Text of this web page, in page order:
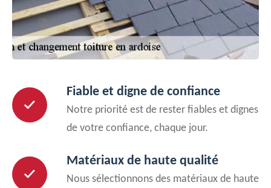
Fiable et digne de confiance
Notre priorité est de rester fiables et dignes
de votre confiance, chaque jour.
Matériaux de haute qualité
Nous sélectionnons des matériaux de haute